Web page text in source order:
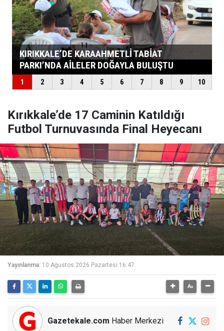
Kırıkkale’de 17 Caminin Katıldığı
Futbol Turnuvasında Final Heyecanı
Yayınlanma: 10 Ağustos 2026 Pazartesi 16:47
Gazetekale.com Haber Merkezi